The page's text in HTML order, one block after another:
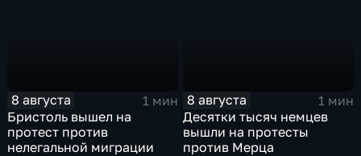
8 августа
1 мин
Бристоль вышел на
протест против
нелегальной миграции
8 августа
1 мин
Десятки тысяч немцев
вышли на протесты
против Мерца